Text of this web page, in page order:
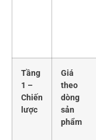
Tầng
1 –
Chiến
lược
Giá
theo
dòng
sản
phẩm